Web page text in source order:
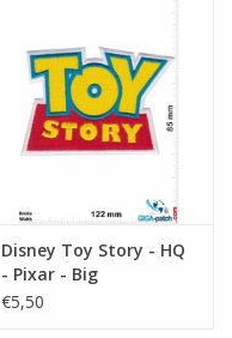
Disney Toy Story - HQ
- Pixar - Big
€5,50